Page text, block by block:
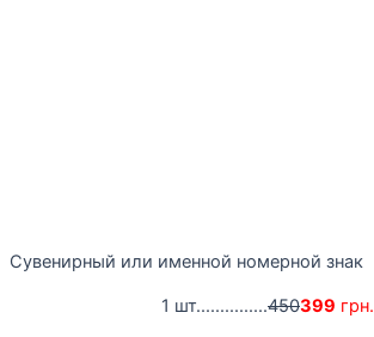
Сувенирный или именной номерной знак
1 шт...............450399 грн.